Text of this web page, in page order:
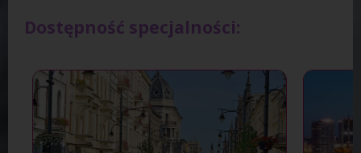
Dostępność specjalności: